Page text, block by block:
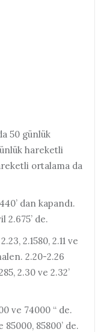
50 günlük
hareketli
ortalama da
dan kapandı.
2.675’ de.
2.1580, 2.11 ve
2.20-2.26
2.30 ve 2.32’
ve 74000 “ de.
85800’ de.